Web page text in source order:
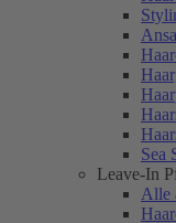
Sea
Leave-In
Alle